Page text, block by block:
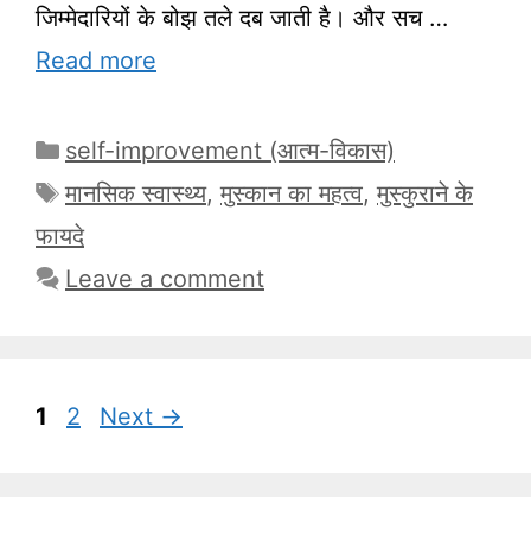
जिम्मेदारियों के बोझ तले दब जाती है। और सच …
Read more
Categories
self-improvement (आत्म-विकास)
Tags
मानसिक स्वास्थ्य,मुस्कान का महत्व,मुस्कुराने के
फायदे
Leave a comment
Page
1 Page
2 Next →